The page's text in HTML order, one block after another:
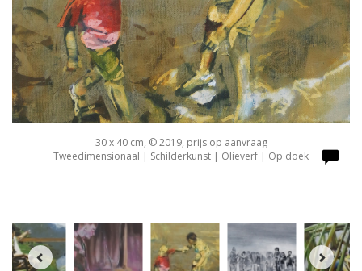
30 x 40 cm, © 2019, prijs op aanvraag
Tweedimensionaal | Schilderkunst | Olieverf | Op doek